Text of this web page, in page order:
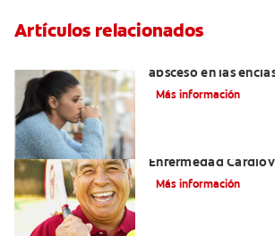
Artículos relacionados
absceso en las
Más información
Enfermedad
Más información